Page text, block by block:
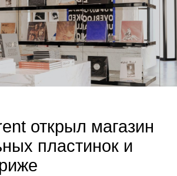
открыл магазин
пластинок и